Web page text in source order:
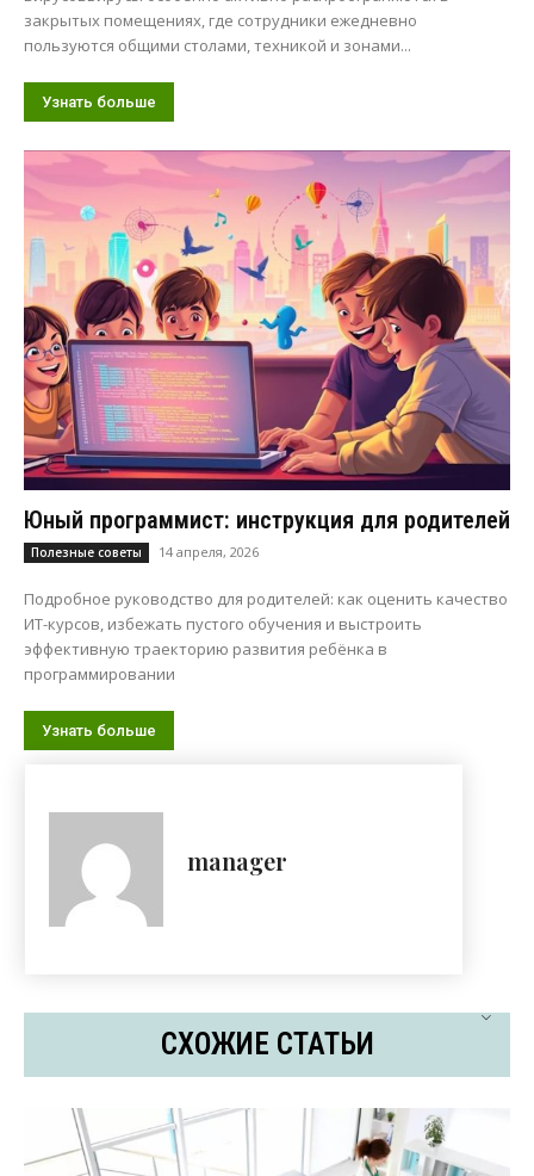
закрытых помещениях, где сотрудники ежедневно
пользуются общими столами, техникой и зонами...
Узнать больше
Юный программист: инструкция для родителей
Полезные советы 14 апреля, 2026
Подробное руководство для родителей: как оценить качество
ИТ-курсов, избежать пустого обучения и выстроить
эффективную траекторию развития ребёнка в
программировании
Узнать больше
manager
СХОЖИЕ СТАТЬИ